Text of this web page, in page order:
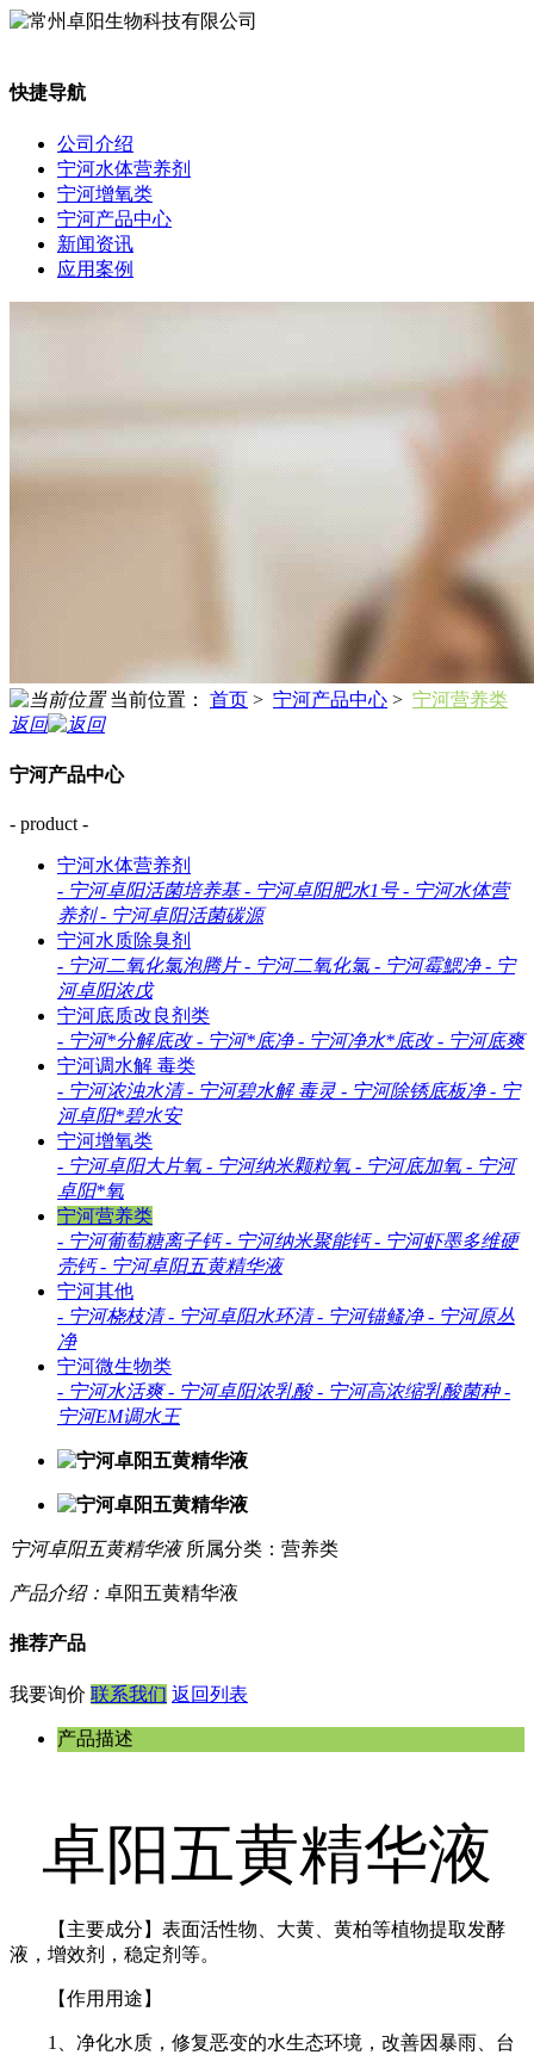
快捷导航
公司介绍
宁河水体营养剂
宁河增氧类
宁河产品中心
新闻资讯
应用案例
当前位置： 首页 > 宁河产品中心 > 宁河营养类
返回
宁河产品中心
- product -
宁河水体营养剂
- 宁河卓阳活菌培养基 - 宁河卓阳肥水1号 - 宁河水体营
养剂 - 宁河卓阳活菌碳源
宁河水质除臭剂
- 宁河二氧化氯泡腾片 - 宁河二氧化氯 - 宁河霉鰓净 - 宁
河卓阳浓戊
宁河底质改良剂类
- 宁河*分解底改 - 宁河*底净 - 宁河净水*底改 - 宁河底爽
宁河调水解 毒类
- 宁河浓浊水清 - 宁河碧水解 毒灵 - 宁河除锈底板净 - 宁
河卓阳*碧水安
宁河增氧类
- 宁河卓阳大片氧 - 宁河纳米颗粒氧 - 宁河底加氧 - 宁河
卓阳*氧
宁河营养类
- 宁河葡萄糖离子钙 - 宁河纳米聚能钙 - 宁河虾墨多维硬
壳钙 - 宁河卓阳五黄精华液
宁河其他
- 宁河桡枝清 - 宁河卓阳水环清 - 宁河锚鳋净 - 宁河原丛
净
宁河微生物类
- 宁河水活爽 - 宁河卓阳浓乳酸 - 宁河高浓缩乳酸菌种 -
宁河EM调水王
宁河卓阳五黄精华液 所属分类：营养类
产品介绍： 卓阳五黄精华液
推荐产品
我要询价 联系我们 返回列表
产品描述
卓阳五黄精华液
【主要成分】表面活性物、大黄、黄柏等植物提取发酵
液，增效剂，稳定剂等。
【作用用途】
1、净化水质，修复恶变的水生态环境，改善因暴雨、台